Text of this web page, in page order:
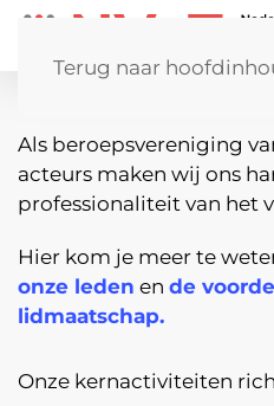
Terug naar
Als beroeps­vereniging
acteurs maken wij ons
professio­nali­teit van het
Hier kom je meer te
onze leden en de
lidmaatschap.
Onze kernactiviteiten